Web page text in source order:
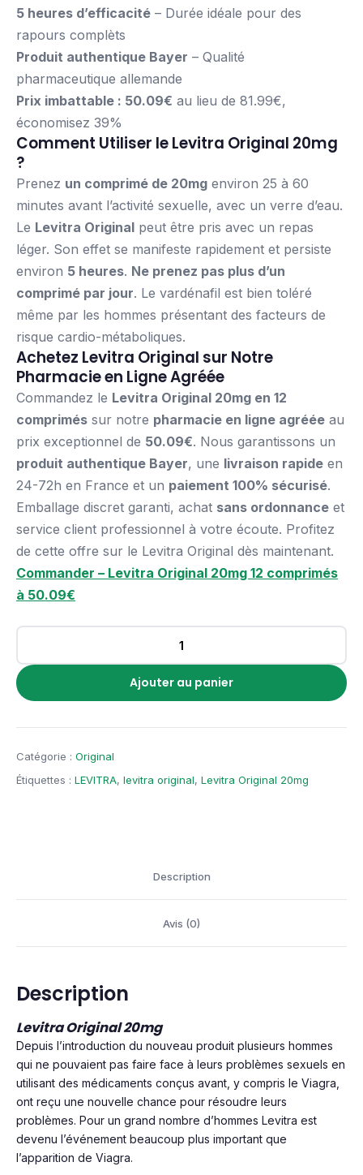
5 heures d’efficacité – Durée idéale pour des
rapours complèts
Produit authentique Bayer – Qualité
pharmaceutique allemande
Prix imbattable : 50.09€ au lieu de 81.99€,
économisez 39%
Comment Utiliser le Levitra Original 20mg
?
Prenez un comprimé de 20mg environ 25 à 60
minutes avant l’activité sexuelle, avec un verre d’eau.
Le Levitra Original peut être pris avec un repas
léger. Son effet se manifeste rapidement et persiste
environ 5 heures. Ne prenez pas plus d’un
comprimé par jour. Le vardénafil est bien toléré
même par les hommes présentant des facteurs de
risque cardio-métaboliques.
Achetez Levitra Original sur Notre
Pharmacie en Ligne Agréée
Commandez le Levitra Original 20mg en 12
comprimés sur notre pharmacie en ligne agréée au
prix exceptionnel de 50.09€. Nous garantissons un
produit authentique Bayer, une livraison rapide en
24-72h en France et un paiement 100% sécurisé.
Emballage discret garanti, achat sans ordonnance et
service client professionnel à votre écoute. Profitez
de cette offre sur le Levitra Original dès maintenant.
Commander – Levitra Original 20mg 12 comprimés
à 50.09€
Ajouter au panier
Catégorie : Original
Étiquettes : LEVITRA, levitra original, Levitra Original 20mg
Description
Avis (0)
Description
Levitra Original 20mg
Depuis l’introduction du nouveau produit plusieurs hommes
qui ne pouvaient pas faire face à leurs problèmes sexuels en
utilisant des médicaments conçus avant, y compris le Viagra,
ont reçu une nouvelle chance pour résoudre leurs
problèmes. Pour un grand nombre d’hommes Levitra est
devenu l’événement beaucoup plus important que
l’apparition de Viagra.